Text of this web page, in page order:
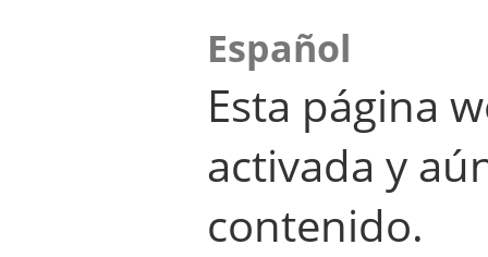
Español
Esta página
activada y
contenido.